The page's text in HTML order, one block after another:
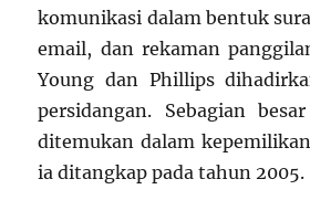
komunikasi dalam bentuk
email, dan rekaman
Young dan Phillips
persidangan. Sebagian
ditemukan dalam
ia ditangkap pada tahun 2005.